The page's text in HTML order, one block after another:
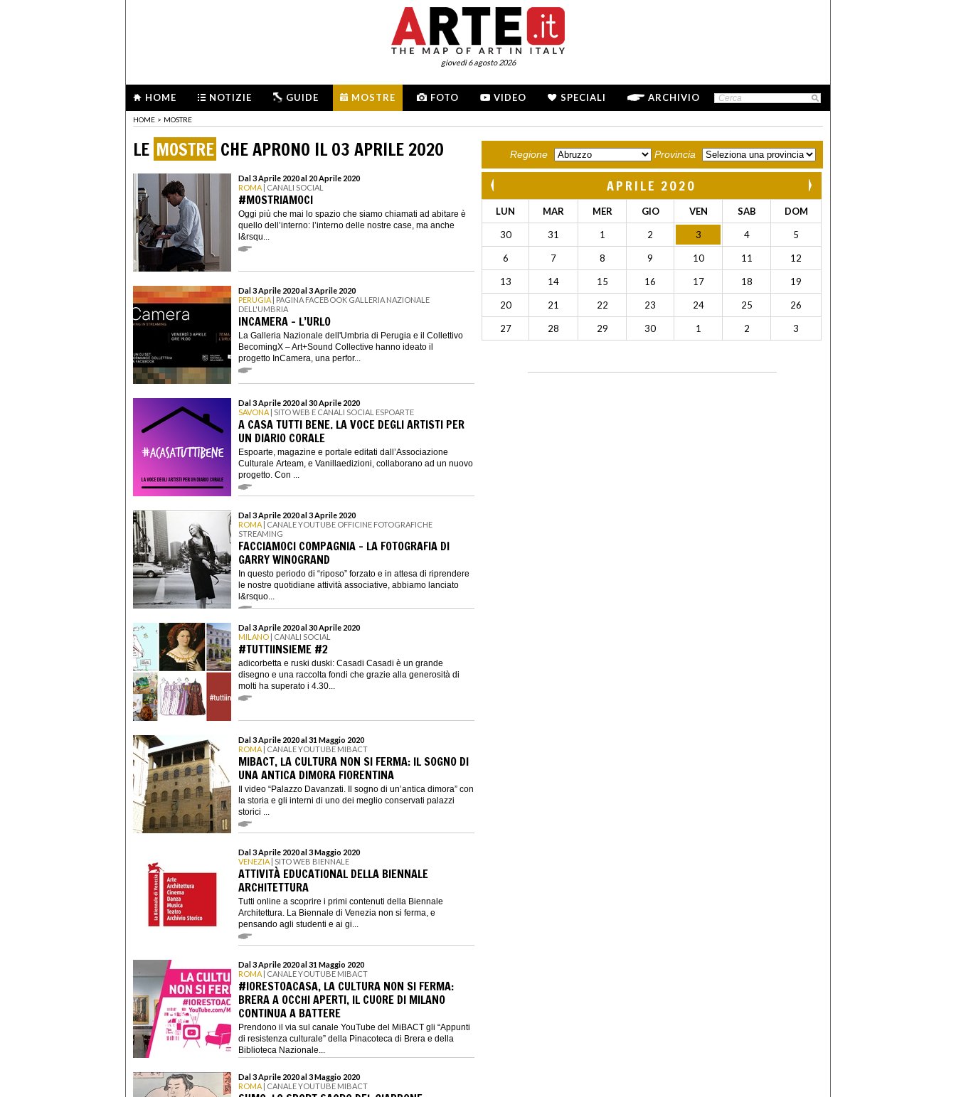
giovedì 6 agosto 2026
HOME NOTIZIE GUIDE MOSTRE FOTO VIDEO SPECIALI ARCHIVIO
HOME > MOSTRE
LE MOSTRE CHE APRONO IL 03 APRILE 2020
Dal 3 Aprile 2020 al 20 Aprile 2020
ROMA | CANALI SOCIAL
#MOSTRIAMOCI
Oggi più che mai lo spazio che siamo chiamati ad abitare è
quello dell’interno: l’interno delle nostre case, ma anche
l&rsqu...
Dal 3 Aprile 2020 al 3 Aprile 2020
PERUGIA | PAGINA FACEBOOK GALLERIA NAZIONALE
DELL'UMBRIA
INCAMERA - L’URLO
La Galleria Nazionale dell'Umbria di Perugia e il Collettivo
BecomingX – Art+Sound Collective hanno ideato il
progetto InCamera, una perfor...
Dal 3 Aprile 2020 al 30 Aprile 2020
SAVONA | SITO WEB E CANALI SOCIAL ESPOARTE
A CASA TUTTI BENE. LA VOCE DEGLI ARTISTI PER
UN DIARIO CORALE
Espoarte, magazine e portale editati dall’Associazione
Culturale Arteam, e Vanillaedizioni, collaborano ad un nuovo
progetto. Con ...
Dal 3 Aprile 2020 al 3 Aprile 2020
ROMA | CANALE YOUTUBE OFFICINE FOTOGRAFICHE
STREAMING
FACCIAMOCI COMPAGNIA - LA FOTOGRAFIA DI
GARRY WINOGRAND
In questo periodo di “riposo” forzato e in attesa di riprendere
le nostre quotidiane attività associative, abbiamo lanciato
l&rsquo...
Dal 3 Aprile 2020 al 30 Aprile 2020
MILANO | CANALI SOCIAL
#TUTTIINSIEME #2
adicorbetta e ruski duski: Casadi Casadi è un grande
disegno e una raccolta fondi che grazie alla generosità di
molti ha superato i 4.30...
Dal 3 Aprile 2020 al 31 Maggio 2020
ROMA | CANALE YOUTUBE MIBACT
MIBACT, LA CULTURA NON SI FERMA: IL SOGNO DI
UNA ANTICA DIMORA FIORENTINA
Il video “Palazzo Davanzati. Il sogno di un’antica dimora” con
la storia e gli interni di uno dei meglio conservati palazzi
storici ...
Dal 3 Aprile 2020 al 3 Maggio 2020
VENEZIA | SITO WEB BIENNALE
ATTIVITÀ EDUCATIONAL DELLA BIENNALE
ARCHITETTURA
Tutti online a scoprire i primi contenuti della Biennale
Architettura. La Biennale di Venezia non si ferma, e
pensando agli studenti e ai gi...
Dal 3 Aprile 2020 al 31 Maggio 2020
ROMA | CANALE YOUTUBE MIBACT
#IORESTOACASA, LA CULTURA NON SI FERMA:
BRERA A OCCHI APERTI, IL CUORE DI MILANO
CONTINUA A BATTERE
Prendono il via sul canale YouTube del MiBACT gli “Appunti
di resistenza culturale” della Pinacoteca di Brera e della
Biblioteca Nazionale...
Dal 3 Aprile 2020 al 3 Maggio 2020
ROMA | CANALE YOUTUBE MIBACT
Regione Provincia
APRILE 2020
LUN MAR MER GIO VEN SAB DOM
30 31 1 2 3 4 5
6 7 8 9 10 11 12
13 14 15 16 17 18 19
20 21 22 23 24 25 26
27 28 29 30 1 2 3